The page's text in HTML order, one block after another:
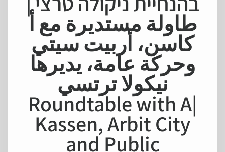
طاولة مستديرة مع أ
كاسن، أربيت سيتي
وحركة عامة، يديرها
نيكولا ترتسي
|Roundtable with A
Kassen, Arbit City
and Public